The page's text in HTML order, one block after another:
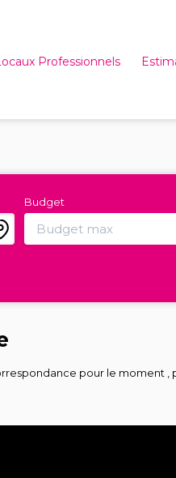
Professionnels
Budget
pour le moment ,